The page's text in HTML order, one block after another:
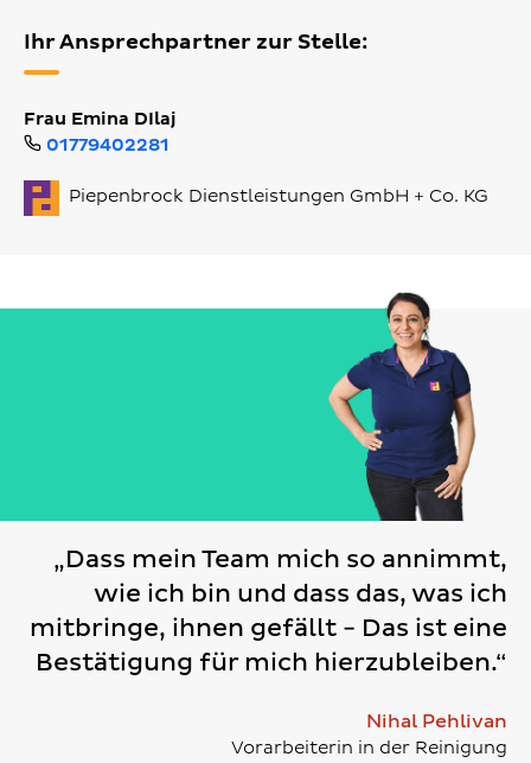
Ihr Ansprechpartner zur Stelle:
Frau Emina DIlaj
01779402281
Piepenbrock Dienstleistungen GmbH + Co. KG
„Dass mein Team mich so annimmt,
wie ich bin und dass das, was ich
mitbringe, ihnen gefällt - Das ist eine
Bestätigung für mich hierzubleiben.“
Nihal Pehlivan
Vorarbeiterin in der Reinigung